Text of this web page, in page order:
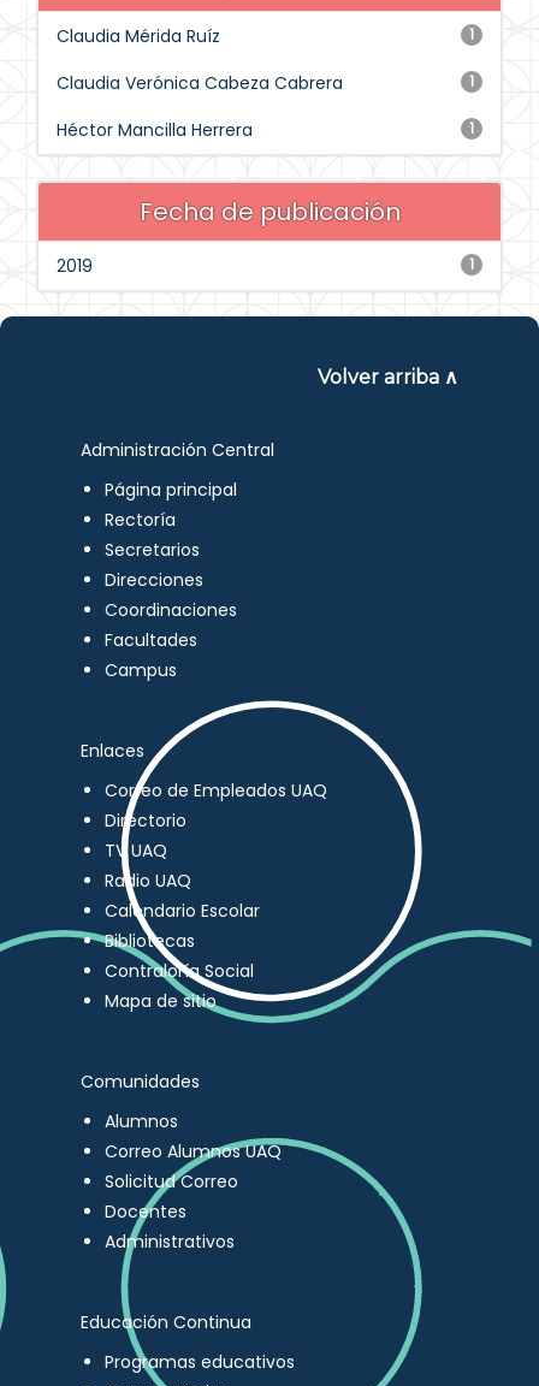
1
Claudia Mérida Ruíz
1
Claudia Verónica Cabeza Cabrera
1
Héctor Mancilla Herrera
Fecha de publicación
1
2019
Volver arriba ∧
Administración Central
Página principal
Rectoría
Secretarios
Direcciones
Coordinaciones
Facultades
Campus
Enlaces
Correo de Empleados UAQ
Directorio
TV UAQ
Radio UAQ
Calendario Escolar
Bibliotecas
Contraloría Social
Mapa de sitio
Comunidades
Alumnos
Correo Alumnos UAQ
Solicitud Correo
Docentes
Administrativos
Educación Continua
Programas educativos